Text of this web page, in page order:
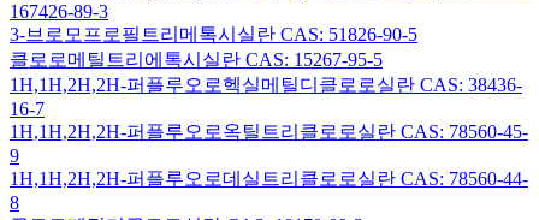
167426-89-3
3-브로모프로필트리메톡시실란 CAS: 51826-90-5
클로로메틸트리에톡시실란 CAS: 15267-95-5
1H,1H,2H,2H-퍼플루오로헥실메틸디클로로실란 CAS: 38436-
16-7
1H,1H,2H,2H-퍼플루오로옥틸트리클로로실란 CAS: 78560-45-
9
1H,1H,2H,2H-퍼플루오로데실트리클로로실란 CAS: 78560-44-
8